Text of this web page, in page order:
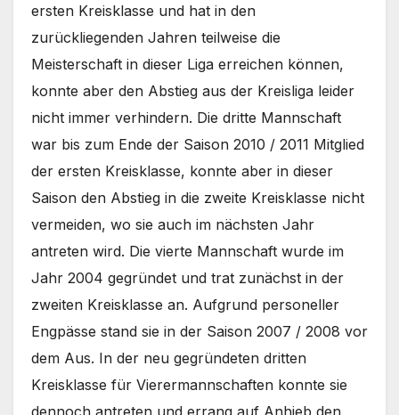
ersten Kreisklasse und hat in den
zurückliegenden Jahren teilweise die
Meisterschaft in dieser Liga erreichen können,
konnte aber den Abstieg aus der Kreisliga leider
nicht immer verhindern. Die dritte Mannschaft
war bis zum Ende der Saison 2010 / 2011 Mitglied
der ersten Kreisklasse, konnte aber in dieser
Saison den Abstieg in die zweite Kreisklasse nicht
vermeiden, wo sie auch im nächsten Jahr
antreten wird. Die vierte Mannschaft wurde im
Jahr 2004 gegründet und trat zunächst in der
zweiten Kreisklasse an. Aufgrund personeller
Engpässe stand sie in der Saison 2007 / 2008 vor
dem Aus. In der neu gegründeten dritten
Kreisklasse für Vierermannschaften konnte sie
dennoch antreten und errang auf Anhieb den